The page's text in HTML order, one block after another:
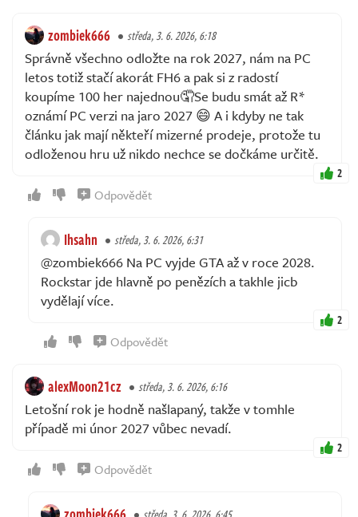
zombiek666 středa, 3. 6. 2026, 6:18
Správně všechno odložte na rok 2027, nám na PC
letos totiž stačí akorát FH6 a pak si z radostí
koupíme 100 her najednou🤦Se budu smát až R*
oznámí PC verzi na jaro 2027 😄 A i kdyby ne tak
článku jak mají někteří mizerné prodeje, protože tu
odloženou hru už nikdo nechce se dočkáme určitě.
2
Odpovědět
Ihsahn středa, 3. 6. 2026, 6:31
@zombiek666 Na PC vyjde GTA až v roce 2028.
Rockstar jde hlavně po penězích a takhle jicb
vydělají více.
2
Odpovědět
alexMoon21cz středa, 3. 6. 2026, 6:16
Letošní rok je hodně našlapaný, takže v tomhle
případě mi únor 2027 vůbec nevadí.
2
Odpovědět